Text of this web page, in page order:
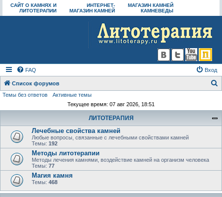
САЙТ О КАМНЯХ И
ЛИТОТЕРАПИИ
ИНТЕРНЕТ-
МАГАЗИН КАМНЕЙ
МАГАЗИН КАМНЕЙ
КАМНЕВЕДЫ
FAQ Вход
Список форумов
Темы без ответов
Активные темы
Текущее время: 07 авг 2026, 18:51
ЛИТОТЕРАПИЯ
Лечебные свойства камней
Любые вопросы, связанные с лечебными свойствами камней
Темы: 192
Методы литотерапии
Методы лечения камнями, воздействие камней на организм человека
Темы: 77
Магия камня
Темы: 468